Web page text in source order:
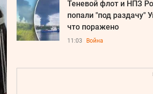
Теневой флот и НПЗ
попали "под раздачу"
что поражено
11:03 Война